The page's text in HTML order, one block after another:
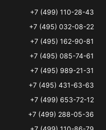
+7 (499) 110-28-43
+7 (495) 032-08-22
+7 (495) 162-90-81
+7 (495) 085-74-61
+7 (495) 989-21-31
+7 (495) 431-63-63
+7 (499) 653-72-12
+7 (499) 288-05-36